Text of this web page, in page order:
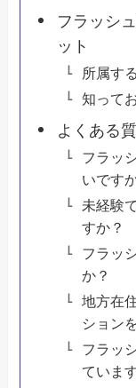
フラッシ
ット
所属す
知って
よくある
フラッ
いです
未経験
すか？
フラッ
か？
地方在
ション
フラッ
ていま